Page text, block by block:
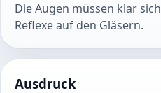
Die Augen müssen klar
Reflexe auf den Gläsern.
Ausdruck